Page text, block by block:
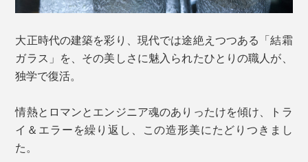
大正時代の建築を彩り、現代では途絶えつつある「結霜
ガラス」を、その美しさに魅入られたひとりの職人が、
独学で復活。
情熱とロマンとエンジニア魂のありったけを傾け、トラ
イ＆エラーを繰り返し、この造形美にたどりつきまし
た。